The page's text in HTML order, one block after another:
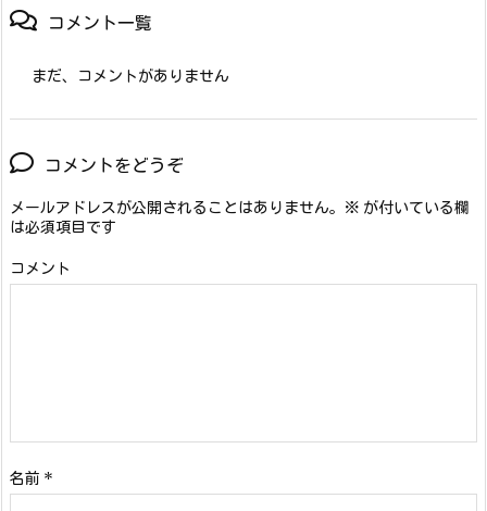
コメント一覧
まだ、コメントがありません
コメントをどうぞ
メールアドレスが公開されることはありません。 ※ が付いている欄
は必須項目です
コメント
名前 *